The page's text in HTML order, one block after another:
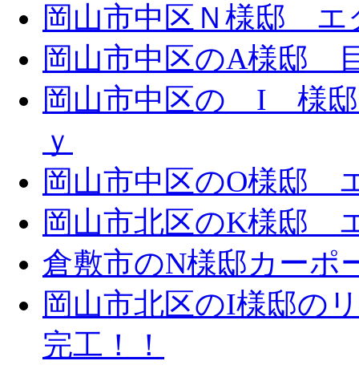
岡山市中区Ｎ様邸 エ
岡山市中区のA様邸
岡山市中区の I 様
ｙ
岡山市中区のO様邸
岡山市北区のK様邸
倉敷市のN様邸カーポ
岡山市北区のI様邸の
完工！！